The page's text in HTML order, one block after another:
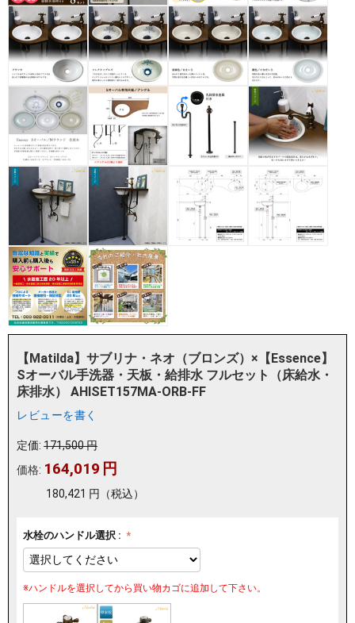
【Matilda】サブリナ・ネオ（ブロンズ）×【Essence】
Sオーバル手洗器・天板・給排水 フルセット（床給水・
床排水） AHISET157MA-ORB-FF
レビューを書く
定価: 171,500円
価格: 164,019 円
180,421 円 （税込）
水栓のハンドル選択 :
※ハンドルを選択してから買い物カゴに追加して下さい。